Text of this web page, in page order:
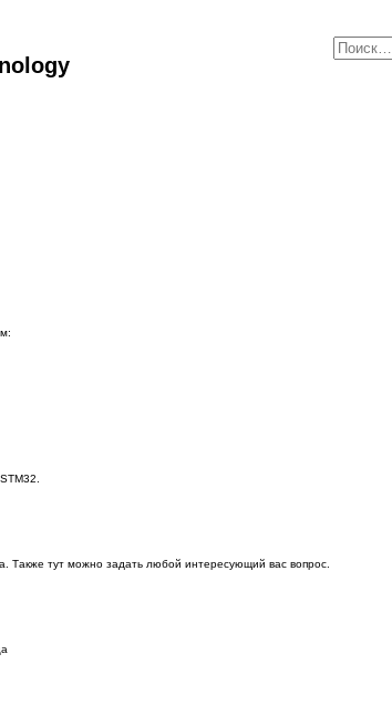
Также тут можно задать любой интересующий вас вопрос.